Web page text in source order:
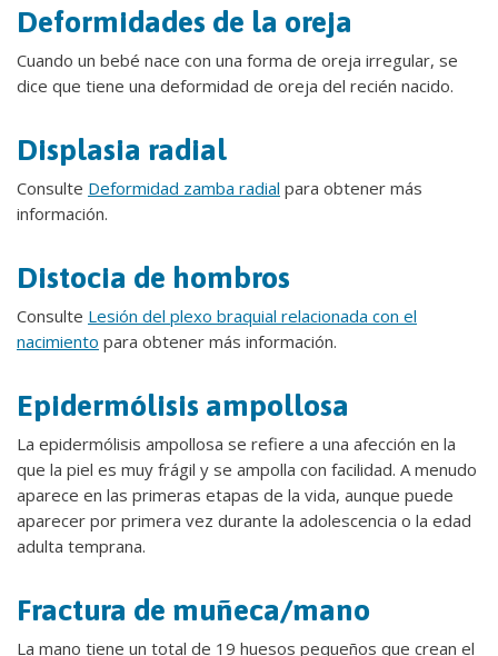
Deformidades de la oreja
Cuando un bebé nace con una forma de oreja irregular, se
dice que tiene una deformidad de oreja del recién nacido.
Displasia radial
Consulte Deformidad zamba radial para obtener más
información.
Distocia de hombros
Consulte Lesión del plexo braquial relacionada con el
nacimiento para obtener más información.
Epidermólisis ampollosa
La epidermólisis ampollosa se refiere a una afección en la
que la piel es muy frágil y se ampolla con facilidad. A menudo
aparece en las primeras etapas de la vida, aunque puede
aparecer por primera vez durante la adolescencia o la edad
adulta temprana.
Fractura de muñeca/mano
La mano tiene un total de 19 huesos pequeños que crean el